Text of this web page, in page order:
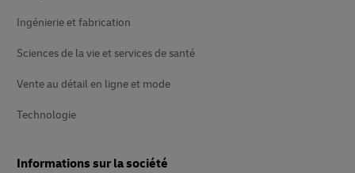
Ingénierie et fabrication
Sciences de la vie et services de santé
Vente au détail en ligne et mode
Technologie
Informations sur la société